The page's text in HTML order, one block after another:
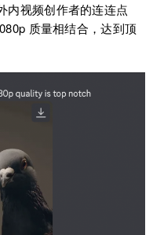
内视频创作者的连连点
质量相结合，达到顶